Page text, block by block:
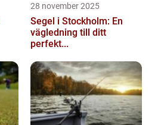
28 november 2025
Segel i Stockholm: En
vägledning till ditt
perfekt...